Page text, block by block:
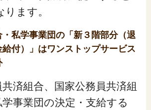
ます。
・私学事業団の「新３階部分（退
付）」はワンストップサービス
済組合、国家公務員共済組
事業団の決定・支給する